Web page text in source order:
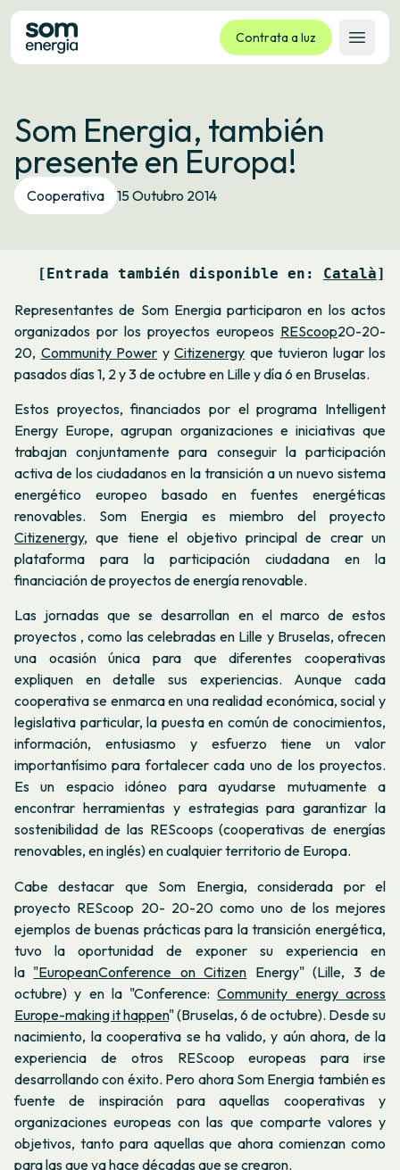
Contrata a luz
Abrir
Tarifas
Servizos
Empresas
La cooperativa
Idioma:
Som Energia, también
presente en Europa!
Cooperativa 15 Outubro 2014
[Entrada también disponible en: Català]
Representantes de Som Energia participaron en los actos
organizados por los proyectos europeos REScoop20-20-
20, Community Power y Citizenergy que tuvieron lugar los
pasados ​​días 1, 2 y 3 de octubre en Lille y día 6 en Bruselas.
Estos proyectos, financiados por el programa Intelligent
Energy Europe, agrupan organizaciones e iniciativas que
trabajan conjuntamente para conseguir la participación
activa de los ciudadanos en la transición a un nuevo sistema
energético europeo basado en fuentes energéticas
renovables. Som Energia es miembro del proyecto
Citizenergy, que tiene el objetivo principal de crear un
plataforma para la participación ciudadana en la
financiación de proyectos de energía renovable.
Las jornadas que se desarrollan en el marco de estos
proyectos , como las celebradas en Lille y Bruselas, ofrecen
una ocasión única para que diferentes cooperativas
expliquen en detalle sus experiencias. Aunque cada
cooperativa se enmarca en una realidad económica, social y
legislativa particular, la puesta en común de conocimientos,
información, entusiasmo y esfuerzo tiene un valor
importantísimo para fortalecer cada uno de los proyectos.
Es un espacio idóneo para ayudarse mutuamente a
encontrar herramientas y estrategias para garantizar la
sostenibilidad de las REScoops (cooperativas de energías
renovables, en inglés) en cualquier territorio de Europa.
Cabe destacar que Som Energia, considerada por el
proyecto REScoop 20- 20-20 como uno de los mejores
ejemplos de buenas prácticas para la transición energética,
tuvo la oportunidad de exponer su experiencia en
la "EuropeanConference on Citizen Energy" (Lille, 3 de
octubre) y en la "Conference:Community energy across
Europe-making it happen" (Bruselas, 6 de octubre). Desde su
nacimiento, la cooperativa se ha valido, y aún ahora, de la
experiencia de otros REScoop europeas para irse
desarrollando con éxito. Pero ahora Som Energia también es
fuente de inspiración para aquellas cooperativas y
organizaciones europeas con las que comparte valores y
objetivos, tanto para aquellas que ahora comienzan como
para las que ya hace décadas que se crearon.